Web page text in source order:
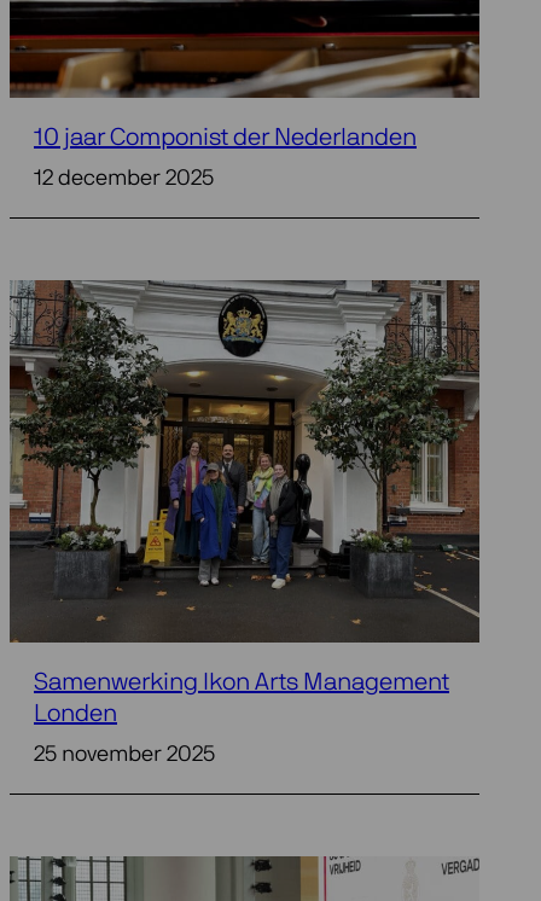
10 jaar Componist der Nederlanden
12 december 2025
Samenwerking Ikon Arts Management
Londen
25 november 2025